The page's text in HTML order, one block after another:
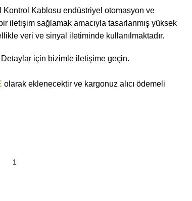
Kablosu endüstriyel otomasyon ve
iletişim sağlamak amacıyla tasarlanmış yüksek
veri ve sinyal iletiminde kullanılmaktadır.
Detaylar için bizimle iletişime geçin.
olarak eklenecektir ve kargonuz alıcı ödemeli